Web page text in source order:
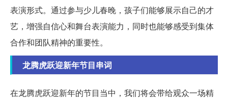
表演形式。通过参与少儿春晚，孩子们能够展示自己的才
艺，增强自信心和舞台表演能力，同时也能够感受到集体
合作和团队精神的重要性。
龙腾虎跃迎新年节目串词
在龙腾虎跃迎新年的节目当中，我们将会带给观众一场精